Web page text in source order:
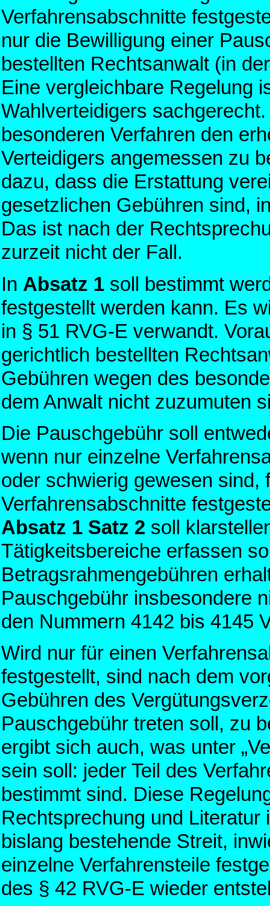
Verfahrensabschnitte
nur die Bewilligung einer
bestellten Rechtsanwalt (in
Eine vergleichbare Regelung
Wahlverteidigers
besonderen Verfahren den
Verteidigers angemessen zu
dazu, dass die Erstattung
gesetzlichen Gebühren sind,
Das ist nach der
zurzeit nicht der Fall.
In Absatz 1 soll bestimmt
festgestellt werden kann. Es
in § 51 RVG-E verwandt.
gerichtlich bestellten
Gebühren wegen des
dem Anwalt nicht zuzumuten
Die Pauschgebühr soll
wenn nur einzelne
oder schwierig gewesen sind,
Verfahrensabschnitte
Absatz 1 Satz 2 soll
Tätigkeitsbereiche erfassen
Betragsrahmengebühren
Pauschgebühr insbesondere
den Nummern 4142 bis 4145
Wird nur für einen
festgestellt, sind nach dem
Gebühren des
Pauschgebühr treten soll, zu
ergibt sich auch, was unter
sein soll: jeder Teil des
bestimmt sind. Diese
Rechtsprechung und
bislang bestehende Streit,
einzelne Verfahrensteile
des § 42 RVG-E wieder